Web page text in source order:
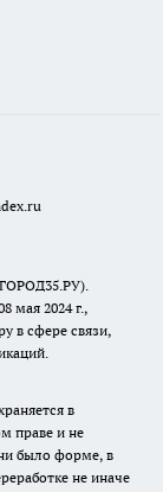
мая 2024 г.,
в сфере связи,
в
праве и не
было форме, в
не иначе